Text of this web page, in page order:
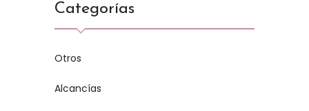
Categorías
Otros
Alcancías